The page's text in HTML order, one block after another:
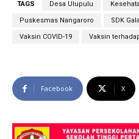
TAGS Desa Ulupulu
Puskesmas Nangaroro SDK
Vaksin COVID-19 Vaksin
Facebook X